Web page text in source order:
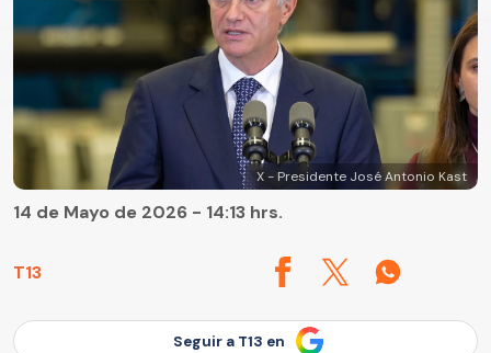
X - Presidente José Antonio Kast
T13
14 de Mayo de 2026 - 14:13 hrs.
Seguir a T13 en